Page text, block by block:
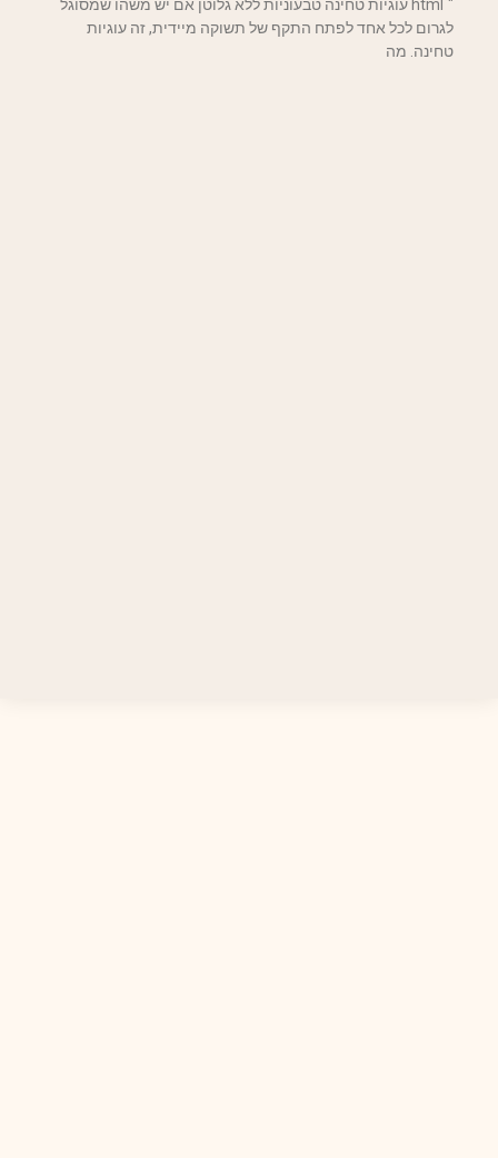
"`html עוגיות טחינה טבעוניות ללא גלוטן אם יש משהו שמסוגל
לגרום לכל אחד לפתח התקף של תשוקה מיידית, זה עוגיות
טחינה. מה